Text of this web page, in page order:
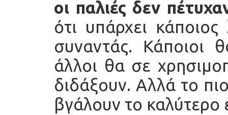
οι παλιές δεν
ότι υπάρχει
συναντάς. Κάποιοι
άλλοι θα σε
διδάξουν. Αλλά το
βγάλουν το καλύτερο